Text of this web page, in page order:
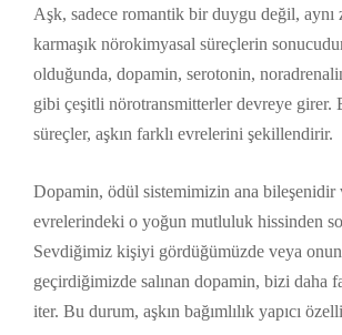
Aşk, sadece romantik bir duygu değil, aynı
karmaşık nörokimyasal süreçlerin
olduğunda, dopamin, serotonin,
gibi çeşitli nörotransmitterler devreye girer.
süreçler, aşkın farklı evrelerini şekillendirir.
Dopamin, ödül sistemimizin ana bileşenidir
evrelerindeki o yoğun mutluluk hissinden
Sevdiğimiz kişiyi gördüğümüzde veya
geçirdiğimizde salınan dopamin, bizi daha
iter. Bu durum, aşkın bağımlılık yapıcı